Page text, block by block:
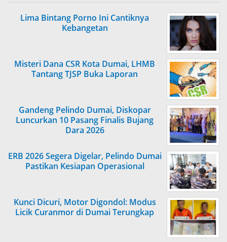
Lima Bintang Porno Ini Cantiknya
Kebangetan
Misteri Dana CSR Kota Dumai, LHMB
Tantang TJSP Buka Laporan
Gandeng Pelindo Dumai, Diskopar
Luncurkan 10 Pasang Finalis Bujang
Dara 2026
ERB 2026 Segera Digelar, Pelindo Dumai
Pastikan Kesiapan Operasional
Kunci Dicuri, Motor Digondol: Modus
Licik Curanmor di Dumai Terungkap